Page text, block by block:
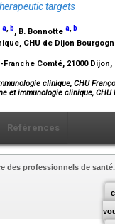
targets
a, b, B. Bonnotte a, b
CHU de Dijon
Franche Comté, 21000
clinique, CHU
et immunologie clinique,
Références
des professionnels de santé.